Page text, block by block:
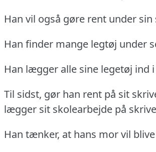
Han vil også gøre rent under sin
Han finder mange legtøj under
Han lægger alle sine legetøj ind
Til sidst, gør han rent på sit
lægger sit skolearbejde på
Han tænker, at hans mor vil